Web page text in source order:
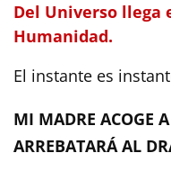
Del Universo llega
Humanidad.
El instante es
MI MADRE ACOGE
ARREBATARÁ AL